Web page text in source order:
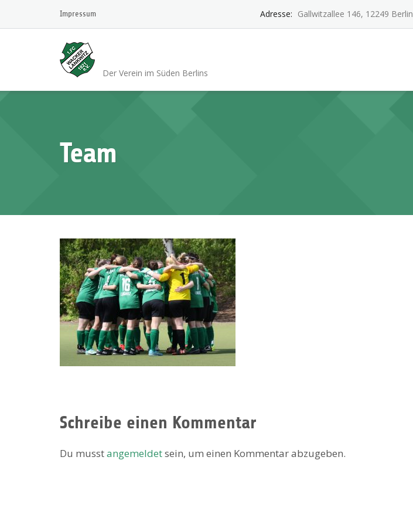
content
Impressum Adresse: Gallwitzallee 146, 12249 Berlin
Der Verein im Süden Berlins
Team
Schreibe einen Kommentar
Du musstangemeldetsein, um einen Kommentar abzugeben.